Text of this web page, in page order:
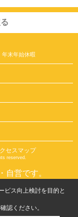
年末年始休暇
クセスマップ
reserved.
自営です。
ビス向上検討を目的と
認ください。